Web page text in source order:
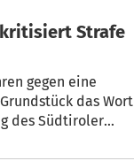
Strafe
gegen eine
das Wort
des Südtiroler